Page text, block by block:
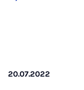
20.07.2022